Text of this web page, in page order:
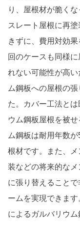
り、屋根材が脆く
スレート屋根に再
きずに、費用対効
回のケースも同様
れない可能性が高
ム鋼板への屋根の
た。カバー工法と
ウム鋼板屋根を被
ム鋼板は耐用年数
根材です。また、
装などの将来的な
に張り替えること
ームを実現できま
によるガルバリウ